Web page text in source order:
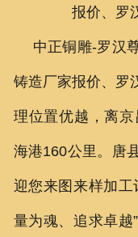
报价、罗
中正铜雕-罗汉
铸造厂家报价、 罗
理位置优越，离
海港160公里。唐
迎您来图来样加工
量为魂、追求卓越